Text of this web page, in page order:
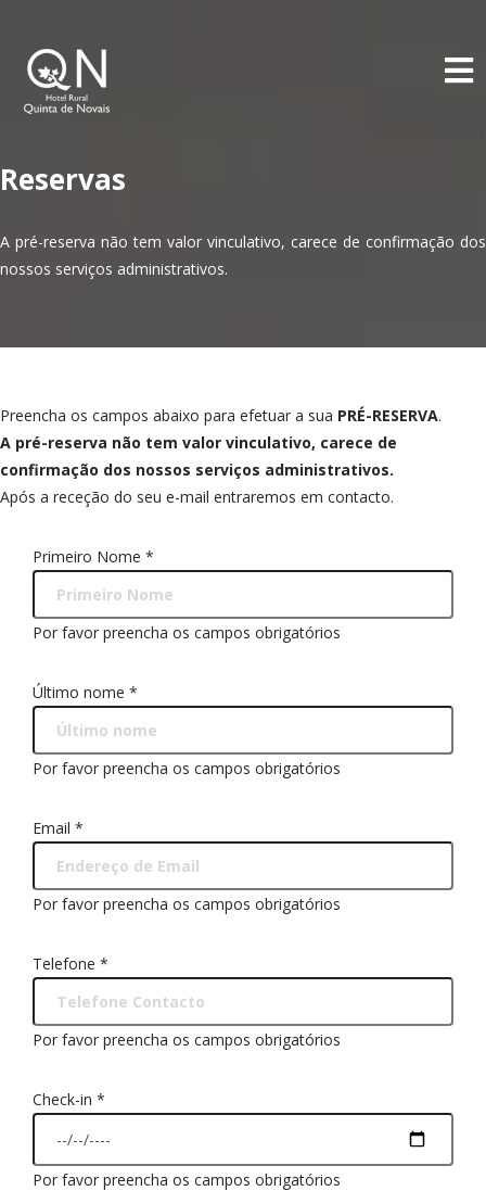
Reservas
A pré-reserva não tem valor vinculativo, carece de confirmação dos
nossos serviços administrativos.
Preencha os campos abaixo para efetuar a sua PRÉ-RESERVA.
A pré-reserva não tem valor vinculativo, carece de
confirmação dos nossos serviços administrativos.
Após a receção do seu e-mail entraremos em contacto.
Primeiro Nome *
Por favor preencha os campos obrigatórios
Último nome *
Por favor preencha os campos obrigatórios
Email *
Por favor preencha os campos obrigatórios
Telefone *
Por favor preencha os campos obrigatórios
Check-in *
Por favor preencha os campos obrigatórios